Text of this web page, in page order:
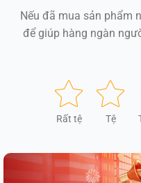
Nếu đã mua sản phẩm
để giúp hàng ngàn
Rất tệ Tệ